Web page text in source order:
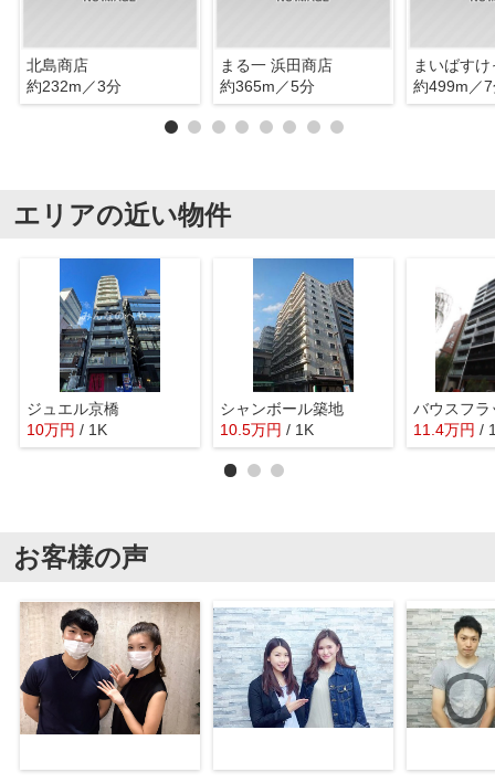
北島商店
約232m／3分
まる一 浜田商店
約365m／5分
約499m／
エリアの近い物件
ジュエル京橋
10万円 / 1K
シャンボール築地
10.5万円 / 1K 11.4万円 /
お客様の声